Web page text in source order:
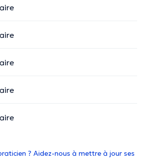
? Aidez-nous à mettre à jour ses